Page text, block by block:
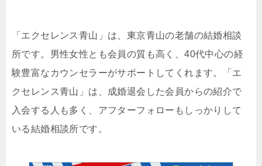
「エクセレンス青山」は、東京青山の老舗の結婚相談
所です。男性女性とも会員の質も高く、40代中心の経
験豊富なカウンセラーがサポートしてくれます。「エ
クセレンス青山」は、成婚退会した会員からの紹介で
入会する人も多く、アフターフォローもしっかりして
いる結婚相談所です。